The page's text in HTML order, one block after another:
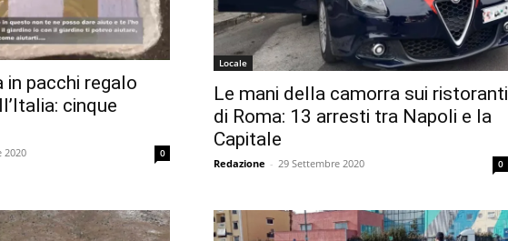
in pacchi regalo
cinque
2020 0
Locale
Le mani della camorra sui ristoranti
di Roma: 13 arresti tra Napoli e la
Capitale
Redazione - 29 Settembre 2020 0